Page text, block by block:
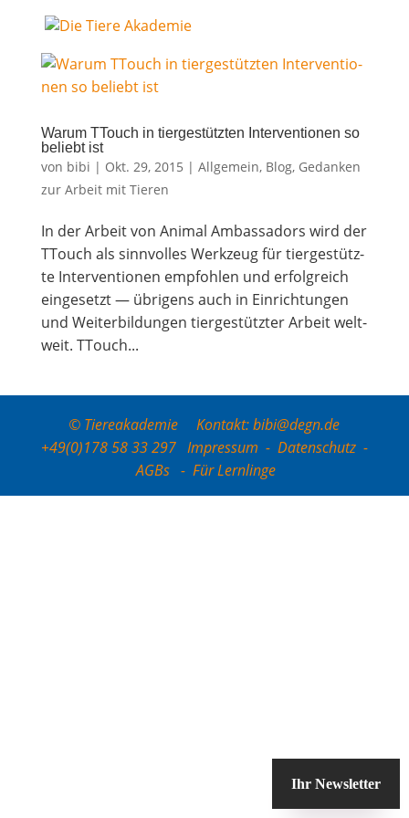
War­um TTouch in tier­ge­stütz­ten Inter­ven­tio­nen so
beliebt ist
von bibi | Okt. 29, 2015 | Allgemein, Blog, Gedanken
zur Arbeit mit Tieren
In der Arbeit von Ani­mal Ambassa­dors wird der
TTouch als sinn­vol­les Werk­zeug für tier­ge­stütz­
te Inter­ven­tio­nen emp­foh­len und erfolg­reich
ein­ge­setzt — übri­gens auch in Ein­rich­tun­gen
und Wei­ter­bil­dun­gen tier­ge­stütz­ter Arbeit welt­
weit. TTouch...
© Tiereakademie Kontakt: bibi@degn.de
+49(0)178 58 33 297 Impressum - Datenschutz-
AGBs -Für Lernlinge
Ihr Newsletter